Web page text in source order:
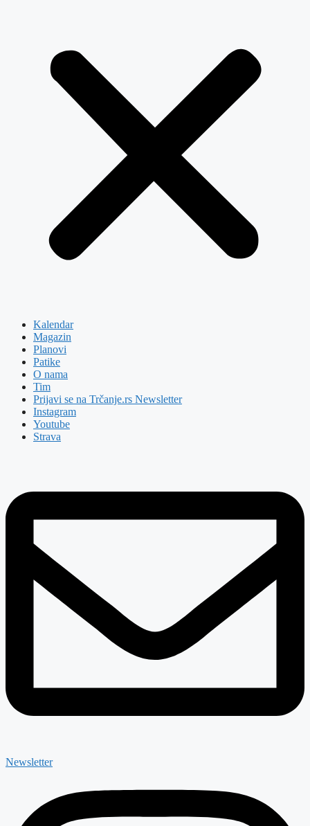
Kalendar
Magazin
Planovi
Patike
O nama
Tim
Prijavi se na Trčanje.rs Newsletter
Instagram
Youtube
Strava
Newsletter